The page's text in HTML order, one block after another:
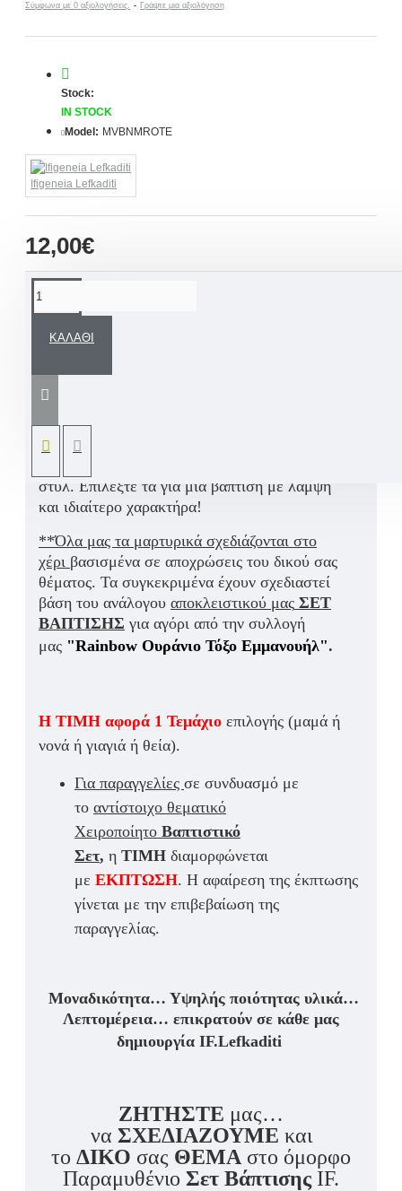
Σύμφωνα με 0 αξιολογήσεις. - Γράψτε μια αξιολόγηση
12,00€
Stock:
IN STOCK
Model: MVBNMROTE
Ifigeneia Lefkaditi
ΚΑΛΆΘΙ
βραχιόλι για την νονά, την μαμά, και την γιαγιά
Τα μαρτυρικά χειροπέδες είναι μια επιλογή που
στυλ. Επιλέξτε τα για μια βάπτιση με λάμψη
και ιδιαίτερο χαρακτήρα!
**Όλα μας τα μαρτυρικά σχεδιάζονται στο
χέρι βασισμένα σε αποχρώσεις του δικού σας
θέματος. Τα συγκεκριμένα έχουν σχεδιαστεί
βάση του ανάλογου αποκλειστικού μας ΣΕΤ
ΒΑΠΤΙΣΗΣ για αγόρι από την συλλογή
μας "Rainbow Ουράνιο Τόξο Εμμανουήλ".
Η ΤΙΜΗ αφορά 1 Τεμάχιο επιλογής (μαμά ή
νονά ή γιαγιά ή θεία).
Για παραγγελίες σε συνδυασμό με
το αντίστοιχο θεματικό
Χειροποίητο Βαπτιστικό
Σετ, η ΤΙΜΗ διαμορφώνεται
με ΕΚΠΤΩΣΗ. Η αφαίρεση της έκπτωσης
γίνεται με την επιβεβαίωση της
παραγγελίας.
Μοναδικότητα… Υψηλής ποιότητας υλικά…
Λεπτομέρεια… επικρατούν σε κάθε μας
δημιουργία IF.Lefkaditi
ΖΗΤΗΣΤΕ μας…
να ΣΧΕΔΙΑΖΟΥΜΕ και
το ΔΙΚΟ σας ΘΕΜΑ στο όμορφο
Παραμυθένιο Σετ Βάπτισης IF.